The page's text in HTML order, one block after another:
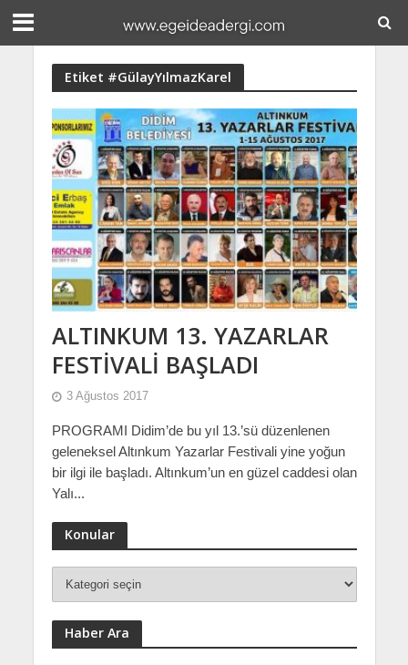
Etiket #GülayYılmazKarel
ALTINKUM 13. YAZARLAR
FESTİVALİ BAŞLADI
3 Ağustos 2017
PROGRAMI Didim’de bu yıl 13.’sü düzenlenen
geleneksel Altınkum Yazarlar Festivali yine yoğun
bir ilgi ile başladı. Altınkum’un en güzel caddesi olan
Yalı...
Konular
Haber Ara